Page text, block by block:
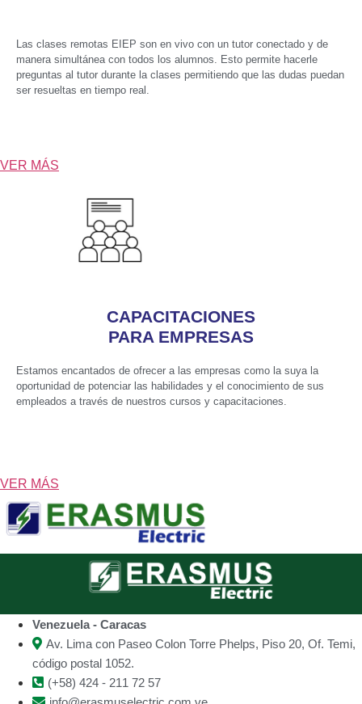
Las clases remotas EIEP son en vivo con un tutor conectado y de
manera simultánea con todos los alumnos. Esto permite hacerle
preguntas al tutor durante la clases permitiendo que las dudas puedan
ser resueltas en tiempo real.
VER MÁS
CAPACITACIONES
PARA EMPRESAS
Estamos encantados de ofrecer a las empresas como la suya la
oportunidad de potenciar las habilidades y el conocimiento de sus
empleados a través de nuestros cursos y capacitaciones.
VER MÁS
Venezuela - Caracas
Av. Lima con Paseo Colon Torre Phelps, Piso 20, Of. Temi,
código postal 1052.
(+58) 424 - 211 72 57